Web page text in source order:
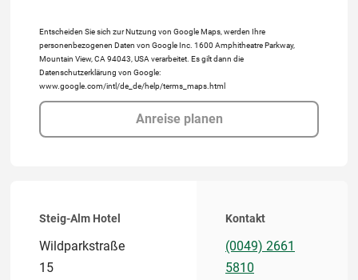
Entscheiden Sie sich zur Nutzung von Google Maps, werden Ihre
personenbezogenen Daten von Google Inc. 1600 Amphitheatre Parkway,
Mountain View, CA 94043, USA verarbeitet. Es gilt dann die
Datenschutzerklärung von Google:
www.google.com/intl/de_de/help/terms_maps.html
Anreise planen
Steig-Alm Hotel
Wildparkstraße
15
Kontakt
(0049) 2661
5810